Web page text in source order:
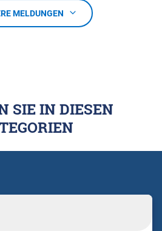
MELDUNGEN
SIE IN DIESEN